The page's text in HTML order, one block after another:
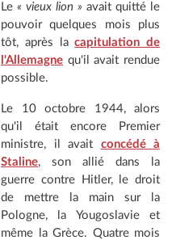
Le « vieux lion » avait quitté le
pouvoir quelques mois plus
tôt, après lacapitulation de
l'Allemagne qu'il avait rendue
possible.
Le 10 octobre 1944, alors
qu'il était encore Premier
ministre, il avait concédé à
Staline, son allié dans la
guerre contre Hitler, le droit
de mettre la main sur la
Pologne, la Yougoslavie et
même la Grèce. Quatre mois